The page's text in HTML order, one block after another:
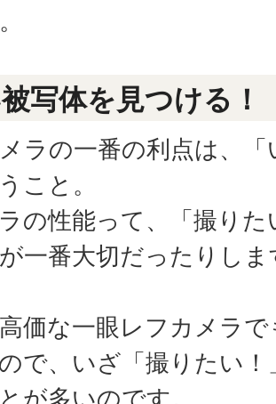
写体を見つける！
ラの一番の利点は、
こと。
の性能って、「撮り
一番大切だったりしま
価な一眼レフカメラ
で、いざ「撮りたい
が多いのです。